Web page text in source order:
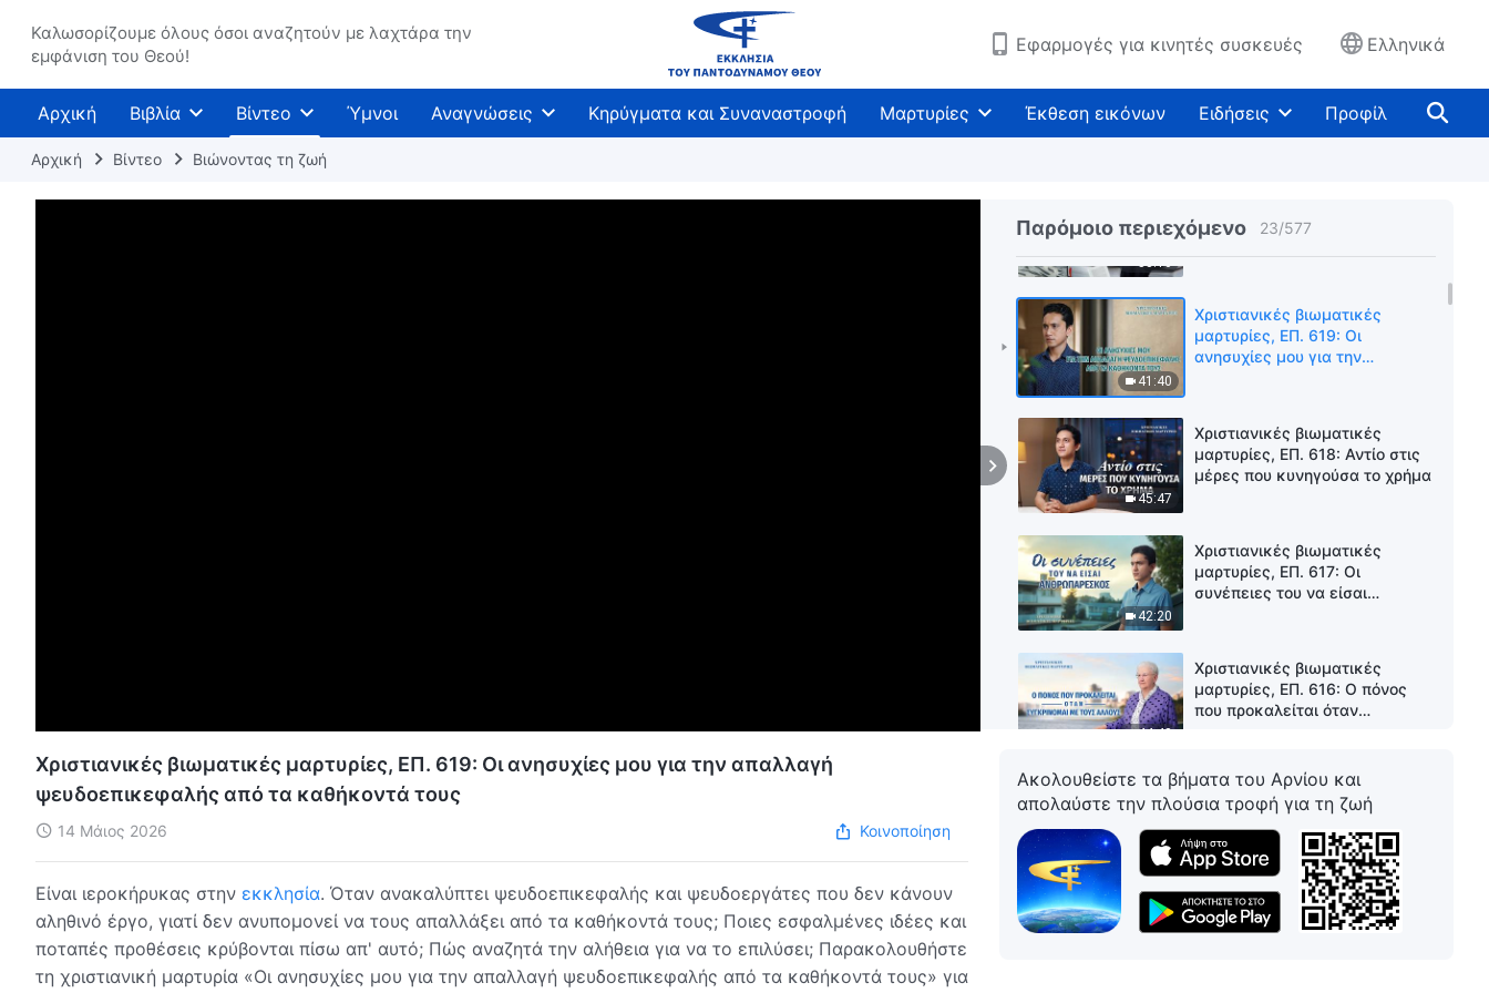
Καλωσορίζουμε όλους όσοι αναζητούν με λαχτάρα την
εμφάνιση του Θεού!
Εφαρμογές για κινητές συσκευές Ελληνικά
Αρχική Βιβλία Βίντεο Ύμνοι Αναγνώσεις Κηρύγματα και Συναναστροφή Μαρτυρίες Έκθεση εικόνων Ειδήσεις Προφίλ
Αρχική Βίντεο Βιώνοντας τη ζωή
Παρόμοιο περιεχόμενο 23/577
αποκλείονται
απαλλάχθηκα από το άγχος για
την ασθένεια
58:10
μαρτυρίες, ΕΠ. 8: Εγγυάται η
επιδίωξη της γνώσης ένα καλό
μέλλον;
41:40
Χριστιανικές βιωματικές
μαρτυρίες, ΕΠ. 619: Οι
ανησυχίες μου για την
45:47
Χριστιανικές βιωματικές
μαρτυρίες, ΕΠ. 618: Αντίο στις
μέρες που κυνηγούσα το χρήμα
42:20
Χριστιανικές βιωματικές
μαρτυρίες, ΕΠ. 617: Οι
συνέπειες του να είσαι
44:48
Χριστιανικές βιωματικές
μαρτυρίες, ΕΠ. 616: Ο πόνος
που προκαλείται όταν
1:05:19
Χριστιανικές βιωματικές
μαρτυρίες, ΕΠ. 615: Δεν θα
παραπονεθώ ποτέ ξανά για τη
μοίρα μου
Χριστιανικές βιωματικές
μαρτυρίες, ΕΠ. 614: Γιατί
Χριστιανικές βιωματικές μαρτυρίες, ΕΠ. 619: Οι ανησυχίες μου για την απαλλαγή
ψευδοεπικεφαλής από τα καθήκοντά τους
14 Μάιος 2026 Κοινοποίηση
Είναι ιεροκήρυκας στην εκκλησία. Όταν ανακαλύπτει ψευδοεπικεφαλής και ψευδοεργάτες που δεν κάνουν
αληθινό έργο, γιατί δεν ανυπομονεί να τους απαλλάξει από τα καθήκοντά τους; Ποιες εσφαλμένες ιδέες και
ποταπές προθέσεις κρύβονται πίσω απ' αυτό; Πώς αναζητά την αλήθεια για να το επιλύσει; Παρακολουθήστε
τη χριστιανική μαρτυρία «Οι ανησυχίες μου για την απαλλαγή ψευδοεπικεφαλής από τα καθήκοντά τους» για
Ακολουθείστε τα βήματα του Αρνίου και
απολαύστε την πλούσια τροφή για τη ζωή